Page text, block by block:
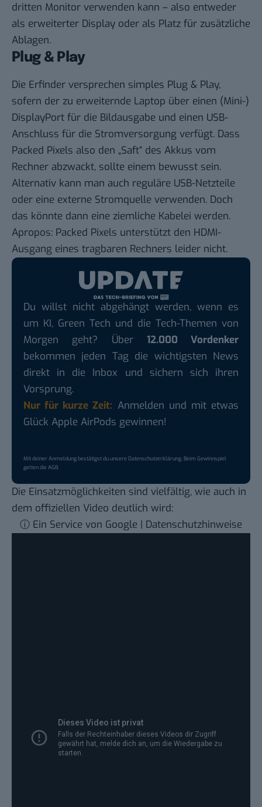
dritten Monitor verwenden kann – also entweder
als erweiterter Display oder als Platz für zusätzliche
Ablagen.
Plug & Play
Die Erfinder versprechen simples Plug & Play,
sofern der zu erweiternde Laptop über einen (Mini-)
DisplayPort für die Bildausgabe und einen USB-
Anschluss für die Stromversorgung verfügt. Dass
Packed Pixels also den „Saft“ des Akkus vom
Rechner abzwackt, sollte einem bewusst sein.
Alternativ kann man auch reguläre USB-Netzteile
oder eine externe Stromquelle verwenden. Doch
das könnte dann eine ziemliche Kabelei werden.
Apropos: Packed Pixels unterstützt den HDMI-
Ausgang eines tragbaren Rechners leider nicht.
Du willst nicht abgehängt werden, wenn es
um KI, Green Tech und die Tech-Themen von
Morgen geht? Über 12.000 Vordenker
bekommen jeden Tag die wichtigsten News
direkt in die Inbox und sichern sich ihren
Vorsprung.
Nur für kurze Zeit: Anmelden und mit etwas
Glück Apple AirPods gewinnen!
Mit deiner Anmeldung bestätigst du unsereDatenschutzerklärung. Beim Gewinnspiel
gelten dieAGB.
Die Einsatzmöglichkeiten sind vielfältig, wie auch in
dem offiziellen Video deutlich wird:
ⓘ Ein Service von Google | Datenschutzhinweise